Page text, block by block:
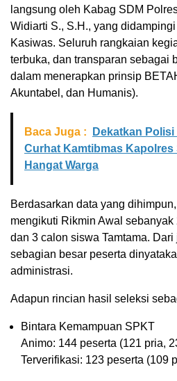
langsung oleh Kabag SDM
Widiarti S., S.H., yang
Kasiwas. Seluruh rangkaian
terbuka, dan transparan sebagai
dalam menerapkan prinsip
Akuntabel, dan Humanis).
Baca Juga :
Dekatkan
Curhat Kamtibmas
Hangat Warga
Berdasarkan data yang
mengikuti Rikmin Awal
dan 3 calon siswa Tamtama. Dari
sebagian besar peserta
administrasi.
Adapun rincian hasil seleksi
Bintara Kemampuan SPKT
Animo: 144 peserta (121 pria,
Terverifikasi: 123 peserta (109